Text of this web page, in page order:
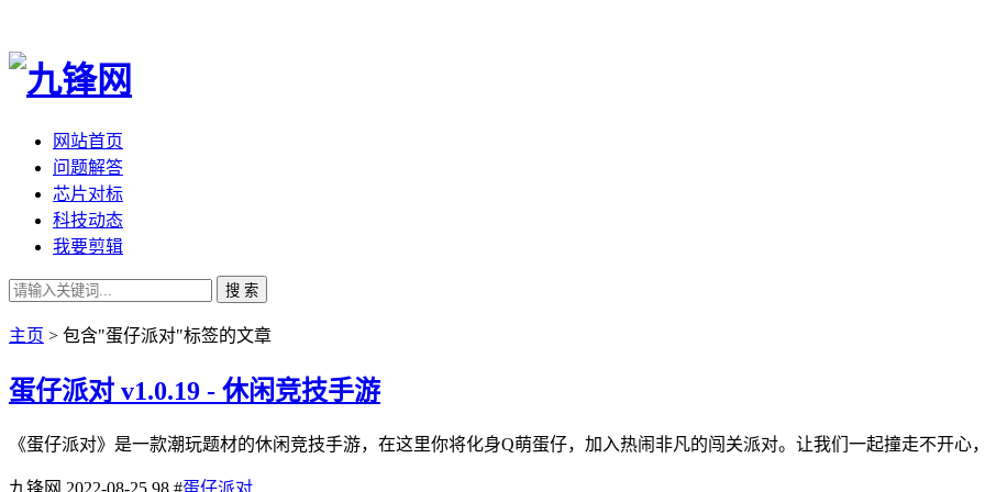
网站首页
问题解答
芯片对标
科技动态
我要剪辑
搜 索
主页 > 包含"蛋仔派对"标签的文章
蛋仔派对 v1.0.19 - 休闲竞技手游
《蛋仔派对》是一款潮玩题材的休闲竞技手游，在这里你将化身Q萌蛋仔，加入热闹非凡的闯关派对。让我们一起撞走不开心
九锋网 2022-08-25 98 #蛋仔派对